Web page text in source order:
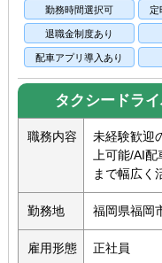
勤務時間選択可 定
退職金制度あり
配車アプリ導入あり
タクシードラ
職務内容
未経験歓迎
上可能/AI
まで幅広く
勤務地 福岡県福岡
雇用形態 正社員